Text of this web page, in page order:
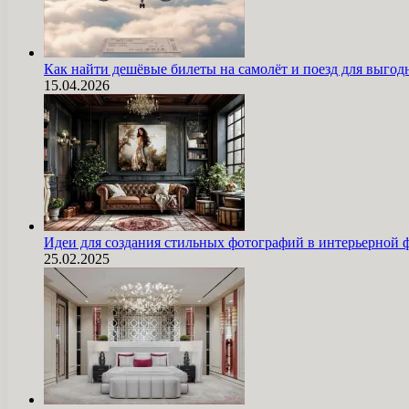
Как найти дешёвые билеты на самолёт и поезд для
15.04.2026
Идеи для создания стильных фотографий в интерьерной
25.02.2025